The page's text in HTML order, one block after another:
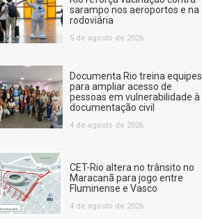
sarampo nos aeroportos e na
rodoviária
5 de agosto de 2026
Documenta Rio treina equipes
para ampliar acesso de
pessoas em vulnerabilidade à
documentação civil
4 de agosto de 2026
CET-Rio altera no trânsito no
Maracanã para jogo entre
Fluminense e Vasco
4 de agosto de 2026